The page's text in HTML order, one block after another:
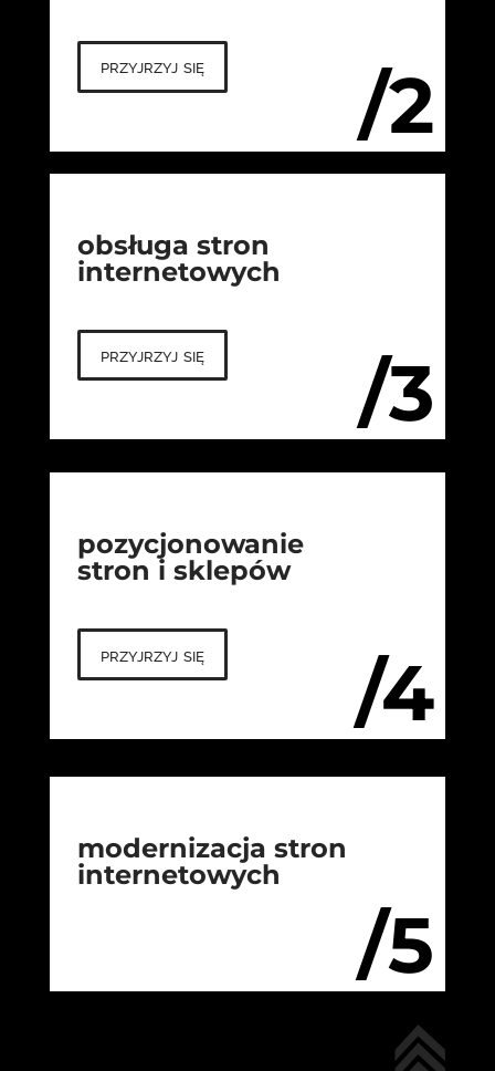
/2
przyjrzyj się
/3
obsługa stron
internetowych
przyjrzyj się
/4
pozycjonowanie
stron i sklepów
przyjrzyj się
/5
modernizacja stron
internetowych